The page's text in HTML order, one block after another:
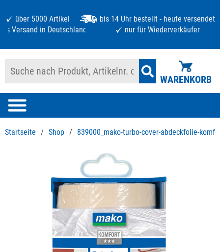
über 5000 Artikel
bis 14 Uhr bestellt - heute versendet
Versand in Deutschland ab 125 €
nur für Wiederverkäufer
WARENKORB
Startseite / Shop / 839000_mako-turbo-cover-abdeckfolie-